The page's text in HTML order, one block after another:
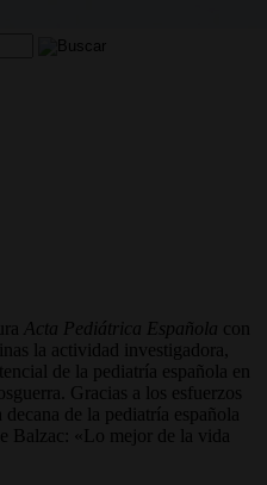
Acta Pediátrica Española con
la actividad investigadora,
de la pediatría española en
Gracias a los esfuerzos
de la pediatría española
Balzac: «Lo mejor de la vida